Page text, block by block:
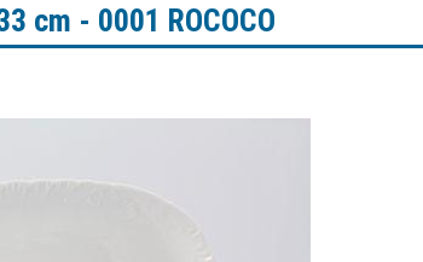
cm - 0001 ROCOCO